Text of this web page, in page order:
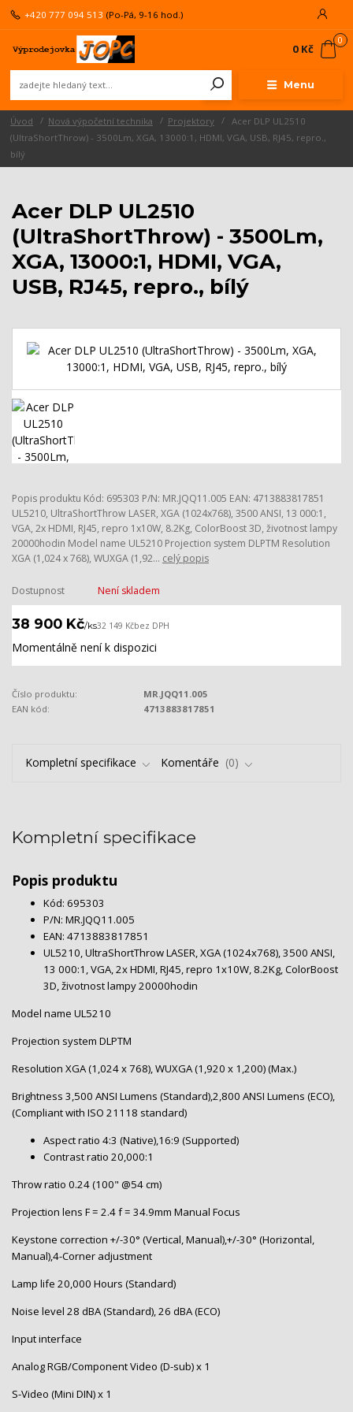
Menu
+420 777 094 513 (Po-Pá, 9-16 hod.)
0
0 Kč
Úvod Nová výpočetní technika Projektory
Acer DLP UL2510
(UltraShortThrow) - 3500Lm, XGA, 13000:1, HDMI, VGA, USB, RJ45, repro.,
bílý
Acer DLP UL2510
(UltraShortThrow) - 3500Lm,
XGA, 13000:1, HDMI, VGA,
USB, RJ45, repro., bílý
Popis produktu Kód: 695303 P/N: MR.JQQ11.005 EAN: 4713883817851
UL5210, UltraShortThrow LASER, XGA (1024x768), 3500 ANSI, 13 000:1,
VGA, 2x HDMI, RJ45, repro 1x10W, 8.2Kg, ColorBoost 3D, životnost lampy
20000hodin Model name UL5210 Projection system DLPTM Resolution
XGA (1,024 x 768), WUXGA (1,92... celý popis
Dostupnost Není skladem
38 900 Kč/ks32 149 Kčbez DPH
Momentálně není k dispozici
Číslo produktu:
MR.JQQ11.005
EAN kód:
4713883817851
Kompletní specifikace Komentáře 0
Kompletní specifikace
Popis produktu
Kód: 695303
P/N: MR.JQQ11.005
EAN: 4713883817851
UL5210, UltraShortThrow LASER, XGA (1024x768), 3500 ANSI,
13 000:1, VGA, 2x HDMI, RJ45, repro 1x10W, 8.2Kg, ColorBoost
3D, životnost lampy 20000hodin
Model name UL5210
Projection system DLPTM
Resolution XGA (1,024 x 768), WUXGA (1,920 x 1,200) (Max.)
Brightness 3,500 ANSI Lumens (Standard),2,800 ANSI Lumens (ECO),
(Compliant with ISO 21118 standard)
Aspect ratio 4:3 (Native),16:9 (Supported)
Contrast ratio 20,000:1
Throw ratio 0.24 (100" @54 cm)
Projection lens F = 2.4 f = 34.9mm Manual Focus
Keystone correction +/-30° (Vertical, Manual),+/-30° (Horizontal,
Manual),4-Corner adjustment
Lamp life 20,000 Hours (Standard)
Noise level 28 dBA (Standard), 26 dBA (ECO)
Input interface
Analog RGB/Component Video (D-sub) x 1
S-Video (Mini DIN) x 1